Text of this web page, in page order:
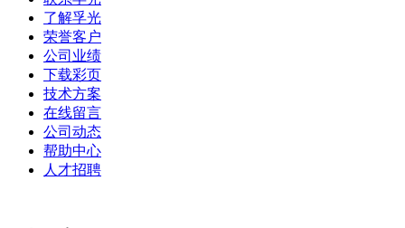
了解孚光
荣誉客户
公司业绩
下载彩页
技术方案
在线留言
公司动态
帮助中心
人才招聘